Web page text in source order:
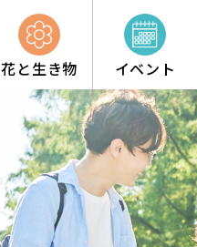
花と生き物 イベント